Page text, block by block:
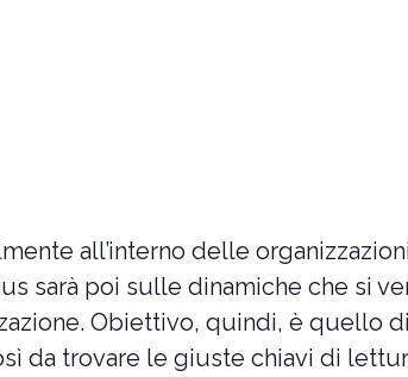
all’interno delle
sarà poi sulle dinamiche che si
Obiettivo, quindi, è quello di
da trovare le giuste chiavi di